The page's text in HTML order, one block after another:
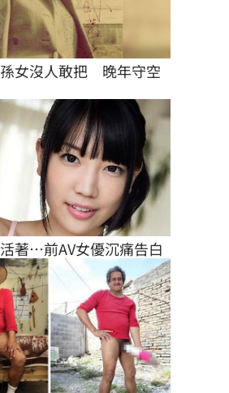
女沒人敢把　晚年守空
著…前AV女優沉痛告白